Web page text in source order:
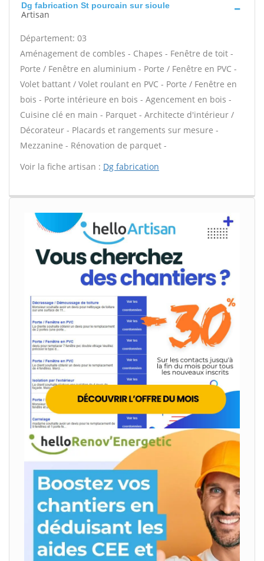
Dg fabrication St pourcain sur sioule
Artisan
Département: 03
Aménagement de combles - Chapes - Fenêtre de toit -
Porte / Fenêtre en aluminium - Porte / Fenêtre en PVC -
Volet battant / Volet roulant en PVC - Porte / Fenêtre en
bois - Porte intérieure en bois - Agencement en bois -
Cuisine clé en main - Parquet - Architecte d'intérieur /
Décorateur - Placards et rangements sur mesure -
Mezzanine - Rénovation de parquet -
Voir la fiche artisan : Dg fabrication